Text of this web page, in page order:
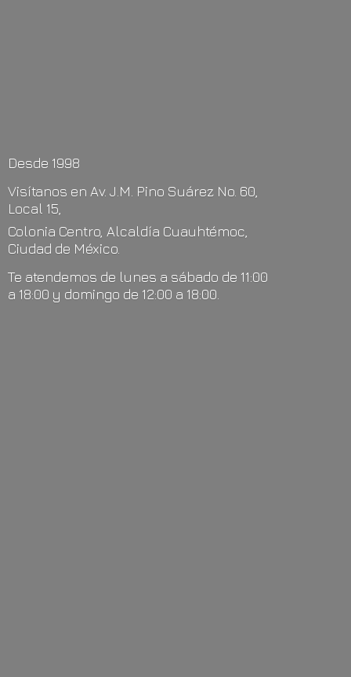
Desde 1998
Visítanos en Av. J.M. Pino Suárez No. 60,
Local 15,
Colonia Centro, Alcaldía Cuauhtémoc,
Ciudad de México.
Te atendemos de lunes a sábado de 11:00
a 18:00 y domingo de 12:00 a 18:00.